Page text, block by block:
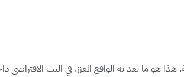
ما يعد به الواقع المعزز. في البث الافتراضي